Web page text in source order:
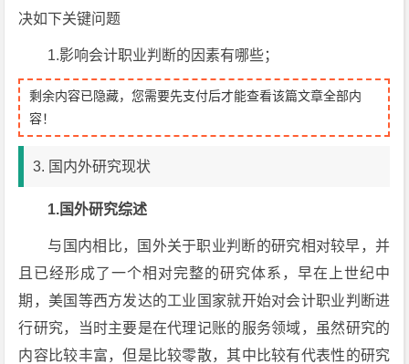
决如下关键问题
1.影响会计职业判断的因素有哪些；
剩余内容已隐藏，您需要先支付后才能查看该篇文章全部内
容！
3. 国内外研究现状
1.国外研究综述
与国内相比，国外关于职业判断的研究相对较早，并
且已经形成了一个相对完整的研究体系，早在上世纪中
期，美国等西方发达的工业国家就开始对会计职业判断进
行研究，当时主要是在代理记账的服务领域，虽然研究的
内容比较丰富，但是比较零散，其中比较有代表性的研究